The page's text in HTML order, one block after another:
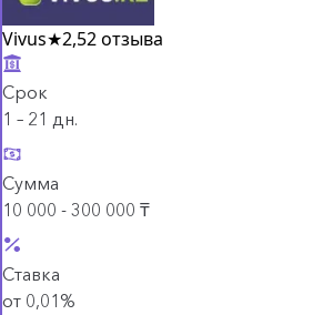
Vivus★2,52 отзыва
Срок
1 – 21 дн.
Сумма
10 000 - 300 000 ₸
Ставка
от 0,01%